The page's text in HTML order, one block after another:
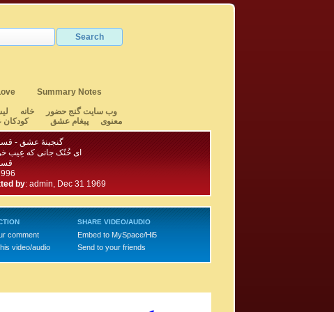
Summary Notes
وب سایت گنج حضور
خانه
معنوی
پیغام عشق
گنجینهٔ عشق - قسمت
ای خُنُک جانی که عِیب
996
by: admin, Dec 31 1969
comment
video/audio
SHARE VIDEO/AUDIO
Embed to MySpace/Hi5
Send to your friends